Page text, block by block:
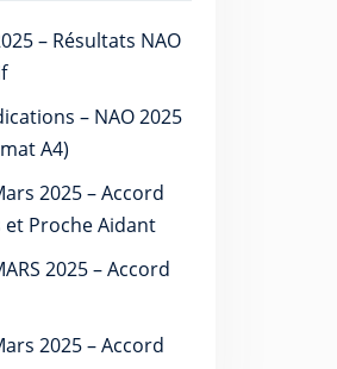
– Résultats NAO
– NAO 2025
A4)
2025 – Accord
et Proche Aidant
2025 – Accord
2025 – Accord